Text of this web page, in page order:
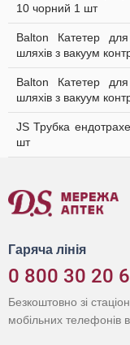
10 чорний 1 шт
Balton Катетер для
шляхів з вакуум
Balton Катетер для
шляхів з вакуум
JS Трубка
шт
Гаряча лінія
0 800 30 20
Безкоштовно зі
мобільних телефонів в